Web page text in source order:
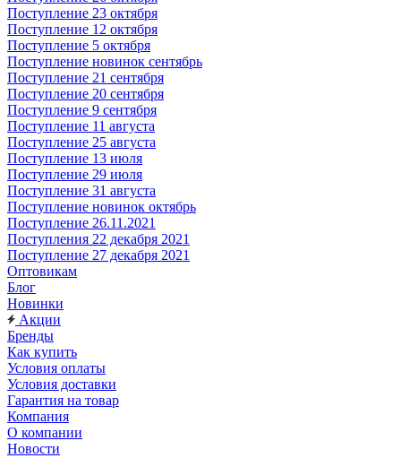
Поступление 23 октября
Поступление 12 октября
Поступление 5 октября
Поступление новинок сентябрь
Поступление 21 сентября
Поступление 20 сентября
Поступление 9 сентября
Поступление 11 августа
Поступление 25 августа
Поступление 13 июля
Поступление 29 июля
Поступление 31 августа
Поступление новинок октябрь
Поступление 26.11.2021
Поступления 22 декабря 2021
Поступление 27 декабря 2021
Оптовикам
Блог
Новинки
Акции
Бренды
Как купить
Условия оплаты
Условия доставки
Гарантия на товар
Компания
О компании
Новости